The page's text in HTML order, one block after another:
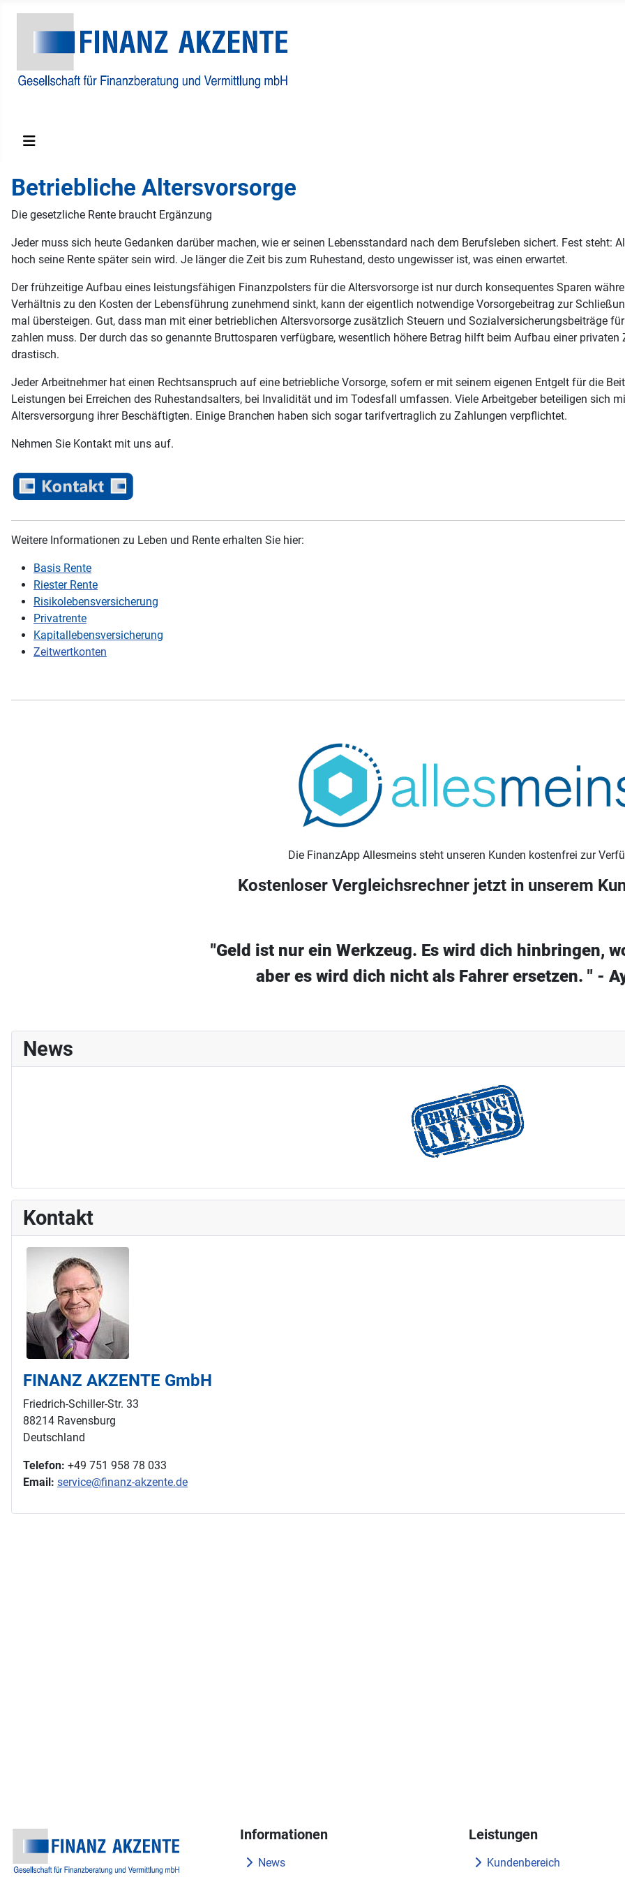
Betriebliche Altersvorsorge
Die gesetzliche Rente braucht Ergänzung
Jeder muss sich heute Gedanken darüber machen, wie er seinen Lebensstandard nach dem Berufsleben sichert. Fest steht:
hoch seine Rente später sein wird. Je länger die Zeit bis zum Ruhestand, desto ungewisser ist, was einen erwartet.
Der frühzeitige Aufbau eines leistungsfähigen Finanzpolsters für die Altersvorsorge ist nur durch konsequentes Sparen
Verhältnis zu den Kosten der Lebensführung zunehmend sinkt, kann der eigentlich notwendige Vorsorgebeitrag zur
mal übersteigen. Gut, dass man mit einer betrieblichen Altersvorsorge zusätzlich Steuern und Sozialversicherungsbeiträge
zahlen muss. Der durch das so genannte Bruttosparen verfügbare, wesentlich höhere Betrag hilft beim Aufbau einer
drastisch.
Jeder Arbeitnehmer hat einen Rechtsanspruch auf eine betriebliche Vorsorge, sofern er mit seinem eigenen Entgelt für die
Leistungen bei Erreichen des Ruhestandsalters, bei Invalidität und im Todesfall umfassen. Viele Arbeitgeber beteiligen sich
Altersversorgung ihrer Beschäftigten. Einige Branchen haben sich sogar tarifvertraglich zu Zahlungen verpflichtet.
Nehmen Sie Kontakt mit uns auf.
Weitere Informationen zu Leben und Rente erhalten Sie hier:
Basis Rente
Riester Rente
Risikolebensversicherung
Privatrente
Kapitallebensversicherung
Zeitwertkonten
Die FinanzApp Allesmeins steht unseren Kunden kostenfrei zur
Kostenloser Vergleichsrechner jetzt in unserem
"Geld ist nur ein Werkzeug. Es wird dich hinbringen,
aber es wird dich nicht als Fahrer ersetzen. " -
News
Kontakt
FINANZ AKZENTE GmbH
Friedrich-Schiller-Str. 33
88214 Ravensburg
Deutschland
Telefon: +49 751 958 78 033
Email: service@finanz-akzente.de
Informationen
News
Leistungen
Kundenbereich